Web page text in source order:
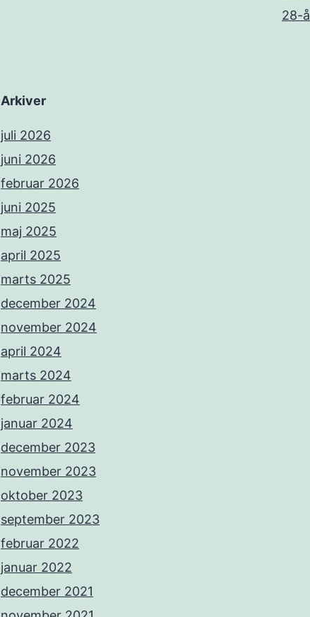
28-
Arkiver
juli 2026
juni 2026
februar 2026
juni 2025
maj 2025
april 2025
marts 2025
december 2024
november 2024
april 2024
marts 2024
februar 2024
januar 2024
december 2023
november 2023
oktober 2023
september 2023
februar 2022
januar 2022
december 2021